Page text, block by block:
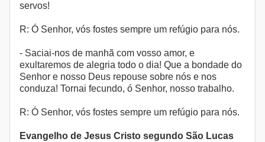
servos!
R: Ó Senhor, vós fostes sempre um refúgio para nós.
- Saciai-nos de manhã com vosso amor, e
exultaremos de alegria todo o dia! Que a bondade do
Senhor e nosso Deus repouse sobre nós e nos
conduza! Tornai fecundo, ó Senhor, nosso trabalho.
R: Ó Senhor, vós fostes sempre um refúgio para nós.
Evangelho de Jesus Cristo segundo São Lucas